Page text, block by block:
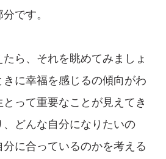
です。
ら、それを眺めてみましょ
に幸福を感じるの傾向がわ
って重要なことが見えてき
どんな自分になりたいの
に合っているのかを考える